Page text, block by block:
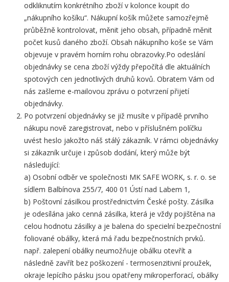
odkliknutím konkrétního zboží v kolonce koupit do
„nákupního košíku“. Nákupní košík můžete samozřejmě
průběžně kontrolovat, měnit jeho obsah, případně měnit
počet kusů daného zboží. Obsah nákupního koše se Vám
objevuje v pravém horním rohu obrazovky.Po odeslání
objednávky se cena zboží výždy přepočítá dle aktuálních
spotových cen jednotlivých druhů kovů. Obratem Vám od
nás zašleme e-mailovou zprávu o potvrzení přijetí
objednávky.
Po potvrzení objednávky se již musíte v případě prvního
nákupu nově zaregistrovat, nebo v příslušném políčku
uvést heslo jakožto náš stálý zákazník. V rámci objednávky
si zákazník určuje i způsob dodání, který může být
následující:
a) Osobní odběr ve společnosti MK SAFE WORK, s. r. o. se
sídlem Balbínova 255/7, 400 01 Ústí nad Labem 1,
b) Poštovní zásilkou prostřednictvím České pošty. Zásilka
je odesílána jako cenná zásilka, která je vždy pojištěna na
celou hodnotu zásilky a je balena do specielní bezpečnostní
foliované obálky, která má řadu bezpečnostních prvků.
např. zalepení obálky neumožňuje obálku otevřít a
následně zavřít bez poškození - termosenzitivní proužek,
okraje lepícího pásku jsou opatřeny mikroperforací, obálky